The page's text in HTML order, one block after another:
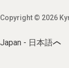
Copyright © 2026
Japan - 日本語